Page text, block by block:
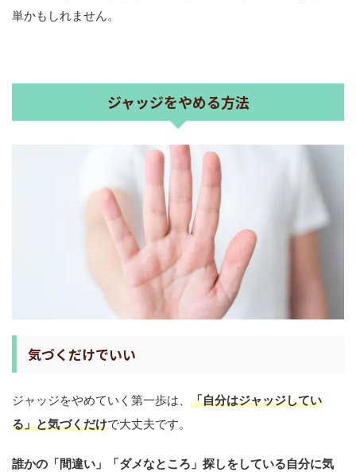
単かもしれません。
ジャッジをやめる方法
気づくだけでいい
ジャッジをやめていく第一歩は、 「自分はジャッジしてい
る」と気づくだけで大丈夫です。
誰かの「間違い」「ダメなところ」探しをしている自分に気